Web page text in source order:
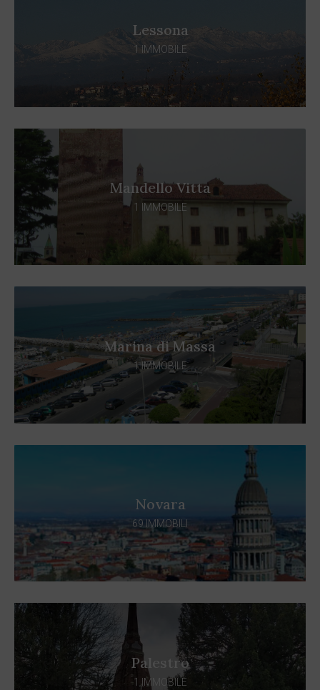
Lessona
1 IMMOBILE
Mandello Vitta
1 IMMOBILE
Marina di Massa
1 IMMOBILE
Novara
69 IMMOBILI
Palestro
1 IMMOBILE